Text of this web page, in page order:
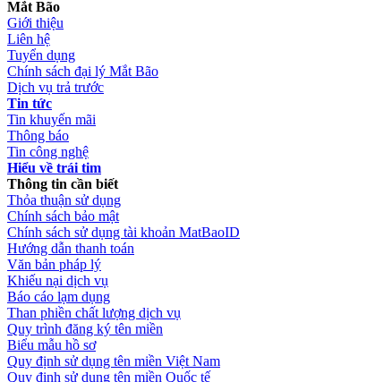
Mắt Bão
Giới thiệu
Liên hệ
Tuyển dụng
Chính sách đại lý Mắt Bão
Dịch vụ trả trước
Tin tức
Tin khuyến mãi
Thông báo
Tin công nghệ
Hiểu về trái tim
Thông tin cần biết
Thỏa thuận sử dụng
Chính sách bảo mật
Chính sách sử dụng tài khoản MatBaoID
Hướng dẫn thanh toán
Văn bản pháp lý
Khiếu nại dịch vụ
Báo cáo lạm dụng
Than phiền chất lượng dịch vụ
Quy trình đăng ký tên miền
Biểu mẫu hồ sơ
Quy định sử dụng tên miền Việt Nam
Quy định sử dụng tên miền Quốc tế